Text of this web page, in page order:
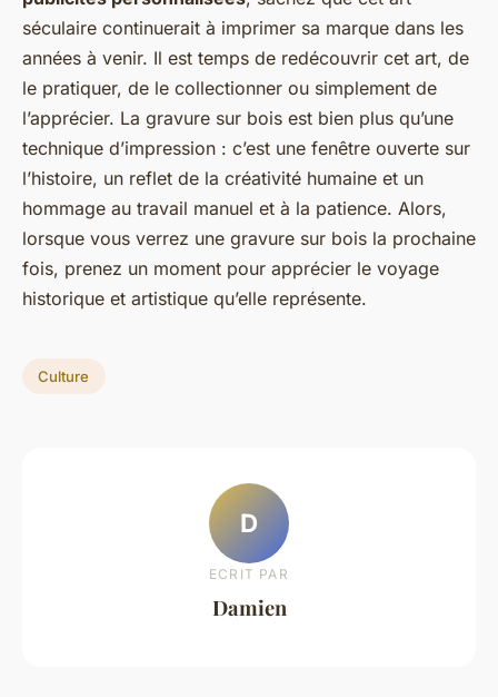
séculaire continuerait à imprimer sa marque dans les
années à venir. Il est temps de redécouvrir cet art, de
le pratiquer, de le collectionner ou simplement de
l’apprécier. La gravure sur bois est bien plus qu’une
technique d’impression : c’est une fenêtre ouverte sur
l’histoire, un reflet de la créativité humaine et un
hommage au travail manuel et à la patience. Alors,
lorsque vous verrez une gravure sur bois la prochaine
fois, prenez un moment pour apprécier le voyage
historique et artistique qu’elle représente.
Culture
D
ECRIT PAR
Damien